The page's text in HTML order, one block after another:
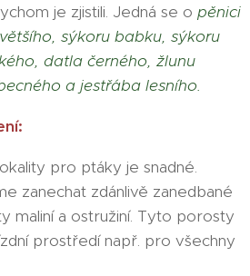
je zjistili. Jedná se o pěnici
sýkoru babku, sýkoru
datla černého, žlunu
a jestřába lesního.
pro ptáky je snadné.
zanechat zdánlivě zanedbané
maliní a ostružiní. Tyto porosty
prostředí např. pro všechny